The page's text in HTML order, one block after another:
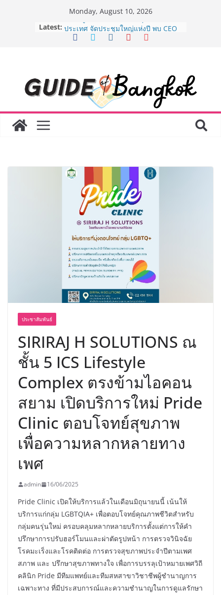
Monday, August 10, 2026
Latest: 8.8 “ซูเลียน” รวมพลังนักธุรกิจทั่ว
ประเทศ จัดประชุมใหญ่แห่งปี พบ CEO
ยาวนานกว่า 20 ปี ต่อยอดเสิร์ฟความ
อร่อย ยกเมนูระดับตำนาน “ข้าวหน้าไก่
ราชวงศ์” พุ่งทะยานสู่น่านฟ้า
BEDO จัดงาน Thailand Nature
Positive Forum 2026 ภายใต้หัวข้อ
Lord” เปิดสงครามกิลด์ข้ามประเทศ
ฉลองเซิร์ฟเวอร์ใหม่ เฮเลนา
Guangzhou Yinghao School เผยวิสัย
ทัศน์การศึกษาที่พร้อมรับอนาคต “เราไม่
ได้เตรียมนักเรียนเพียงเพื่อก้าวเข้าสู่
มหาวิทยาลัยเท่านั้น แต่ยังเตรียมพวก
เขาให้พร้อมเป็นผู้กำหนดอนาคต”
ประชาสัมพันธ์
SIRIRAJ H SOLUTIONS ณ
ชั้น 5 ICS Lifestyle
Complex ตรงข้ามไอคอน
สยาม เปิดบริการใหม่ Pride
Clinic ตอบโจทย์สุขภาพ
เพื่อความหลากหลายทาง
เพศ
admin 16/06/2025
Pride Clinic เปิดให้บริการแล้วในเดือนมิถุนายนนี้ เน้นให้
บริการแก่กลุ่ม LGBTQIA+ เพื่อตอบโจทย์คุณภาพชีวิตสำหรับ
กลุ่มคนรุ่นใหม่ ครอบคลุมหลากหลายบริการตั้งแต่การให้คำ
ปรึกษาการปรับฮอร์โมนและผ่าตัดรูปหน้า การตรวจวินิจฉัย
โรคมะเร็งและโรคติดต่อ การตรวจสุขภาพประจำปีตามเพศ
สภาพ และ ปรึกษาสุขภาพทางใจ เพื่อการบรรลุเป้าหมายเพศวิถี
คลินิก Pride มีทีมแพทย์และทีมสหสาขาวิชาชีพผู้ชำนาญการ
เฉพาะทาง ที่มีประสบการณ์และความชำนาญในการดูแลรักษา